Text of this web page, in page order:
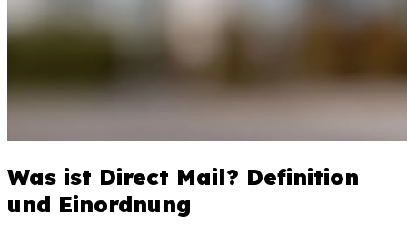
Was ist Direct Mail? Definition
und Einordnung